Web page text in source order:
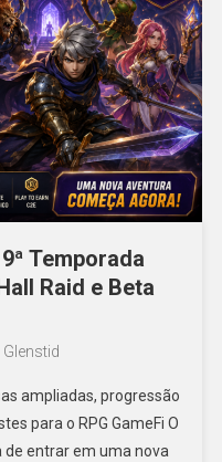
Temporada
Raid e Beta
Glenstid
ampliadas, progressão
para o RPG GameFi O
de entrar em uma nova